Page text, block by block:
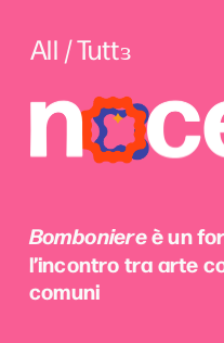
All / Tuttɜ
Bomboniere è un
l’incontro tra arte
comuni